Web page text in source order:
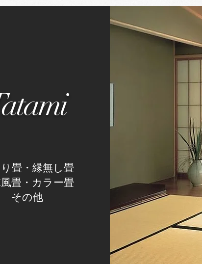
畳・縁無し畳
畳・カラー畳
その他